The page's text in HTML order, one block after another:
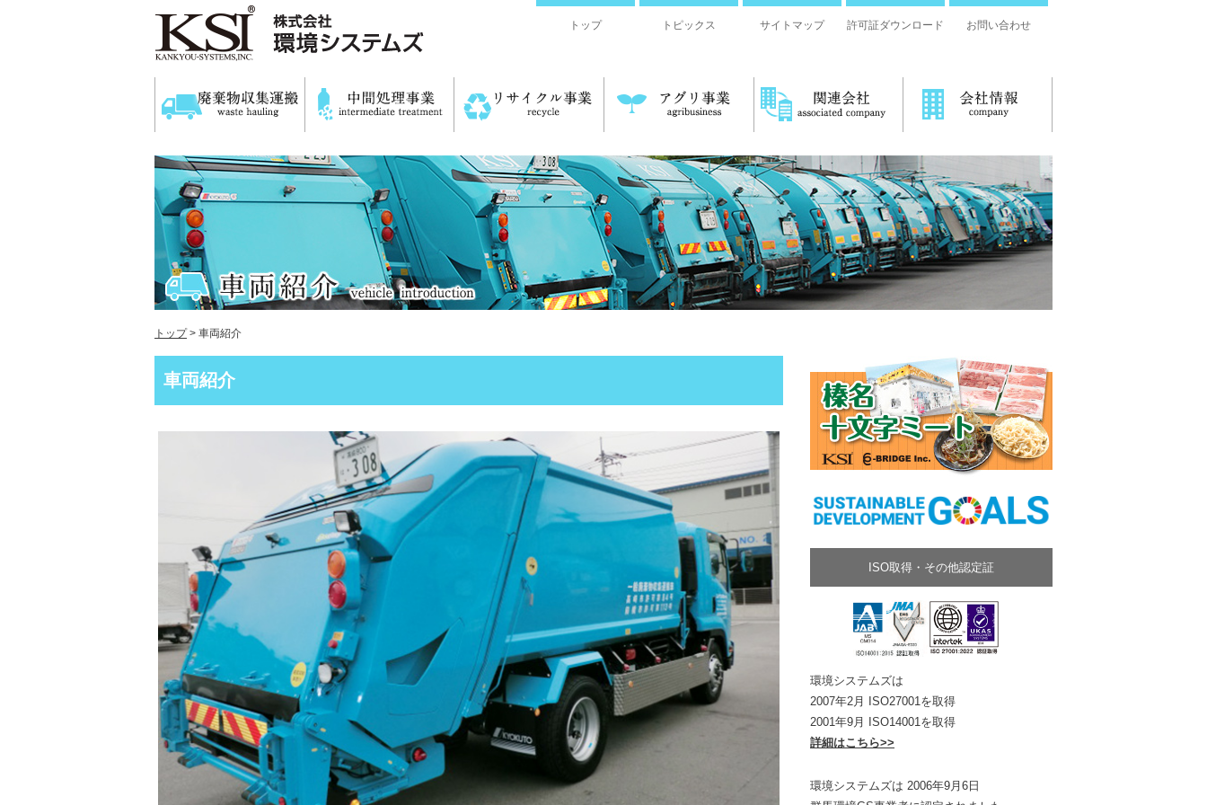
トップ トピックス サイトマップ 許可証ダウンロード お問い合わせ
トップ> 車両紹介
車両紹介
ISO取得・その他認定証
環境システムズは
2007年2月 ISO27001を取得
2001年9月 ISO14001を取得
詳細はこちら>>
環境システムズは 2006年9月6日